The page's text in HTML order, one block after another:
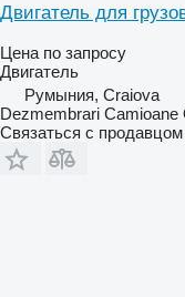
Двигатель для
Цена по запросу
Двигатель
Румыния, Craiova
Dezmembrari Camioane
Связаться с продавцом